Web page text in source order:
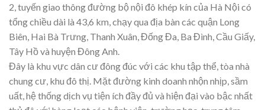
2, tuyến giao thông đường bộ nội đô khép kín của Hà Nội có
tổng chiều dài là 43,6 km, chạy qua địa bàn các quận Long
Biên, Hai Bà Trưng, Thanh Xuân, Đống Đa, Ba Đình, Cầu Giấy,
Tây Hồ và huyện Đông Anh.
Đây là khu vực dân cư đông đúc với các khu tập thể, tòa nhà
chung cư, khu đô thị. Mặt đường kinh doanh nhộn nhịp, sầm
uất, hệ thống dịch vụ tiện ích đầy đủ và hiện đại vào bậc nhất